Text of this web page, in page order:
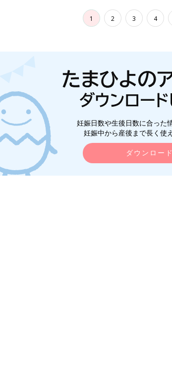
1 2 3 4
妊娠日数や生後日数に合った
妊娠中から産後まで長く使
ダウンロード